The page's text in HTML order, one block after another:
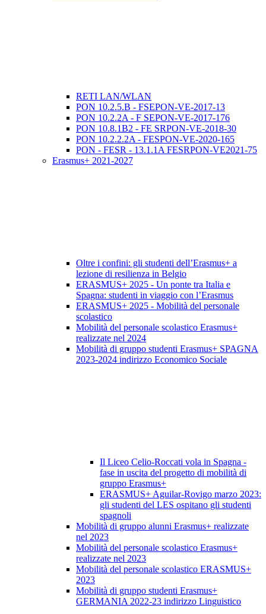
RETI LAN/WLAN
PON 10.2.5.B - FSEPON-VE-2017-13
PON 10.2.2A - F SEPON-VE-2017-176
PON 10.8.1B2 - FE SRPON-VE-2018-30
PON 10.2.2.2A - FESPON-VE-2020-165
PON - FESR - 13.1.1A FESRPON-VE2021-75
Erasmus+ 2021-2027
Oltre i confini: gli studenti dell’Erasmus+ a
lezione di resilienza in Belgio
ERASMUS+ 2025 - Un ponte tra Italia e
Spagna: studenti in viaggio con l’Erasmus
ERASMUS+ 2025 - Mobilità del personale
scolastico
Mobilità del personale scolastico Erasmus+
realizzate nel 2024
Mobilità di gruppo studenti Erasmus+ SPAGNA
2023-2024 indirizzo Economico Sociale
Il Liceo Celio-Roccati vola in Spagna -
fase in uscita del progetto di mobilità di
gruppo Erasmus+
ERASMUS+ Aguilar-Rovigo marzo 2023:
gli studenti del LES ospitano gli studenti
spagnoli
Mobilità di gruppo alunni Erasmus+ realizzate
nel 2023
Mobilità del personale scolastico Erasmus+
realizzate nel 2023
Mobilità del personale scolastico ERASMUS+
2023
Mobilità di gruppo studenti Erasmus+
GERMANIA 2022-23 indirizzo Linguistico